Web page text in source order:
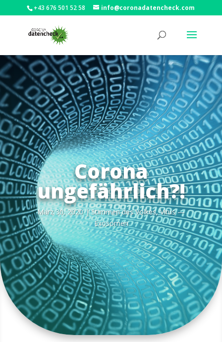
+43 676 501 52 58 info@coronadatencheck.com
Corona
ungefährlich?!
März 30, 2020|Stim­men des Vol­kes,Virus —
Exosomen